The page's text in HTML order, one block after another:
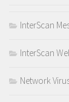
InterScan
InterScan
Network